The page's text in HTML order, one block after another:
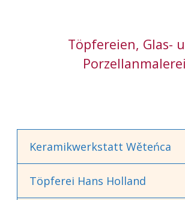
Töpfereien, Glas-
Porzellanmalerei
Keramikwerkstatt Wěteńca
Töpferei Hans Holland